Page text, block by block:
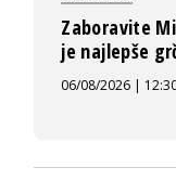
Zaboravite
je najlepše
06/08/2026 |